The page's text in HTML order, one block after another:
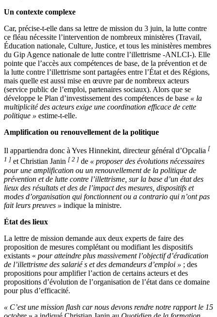
Un contexte complexe
Car, précise-t-elle dans sa lettre de mission du 3 juin, la lutte contre
ce fléau nécessite l’intervention de nombreux ministères (Travail,
Éducation nationale, Culture, Justice, et tous les ministères membres
du Gip Agence nationale de lutte contre l’illettrisme -ANLCI-). Elle
pointe que l’accès aux compétences de base, de la prévention et de
la lutte contre l’illettrisme sont partagées entre l’État et des Régions,
mais quelle est aussi mise en œuvre par de nombreux acteurs
(service public de l’emploi, partenaires sociaux). Alors que se
développe le Plan d’investissement des compétences de base « la
multiplicité des acteurs exige une coordination efficace de cette
politique » estime-t-elle.
Amplification ou renouvellement de la politique
Il appartiendra donc à Yves Hinnekint, directeur général d’Opcalia [
1 ] et Christian Janin [ 2 ] de « proposer des évolutions nécessaires
pour une amplification ou un renouvellement de la politique de
prévention et de lutte contre l’illettrisme, sur la base d’un état des
lieux des résultats et des de l’impact des mesures, dispositifs et
modes d’organisation qui fonctionnent ou a contrario qui n’ont pas
fait leurs preuves » indique la ministre.
État des lieux
La lettre de mission demande aux deux experts de faire des
proposition de mesures complétant ou modifiant les dispositifs
existants « pour atteindre plus massivement l’objectif d’éradication
de l’illettrisme des salarié s et des demandeurs d’emploi » ; des
propositions pour amplifier l’action de certains acteurs et des
propositions d’évolution de l’organisation de l’état dans ce domaine
pour plus d’efficacité.
« C’est une mission flash car nous devons rendre notre rapport le 15